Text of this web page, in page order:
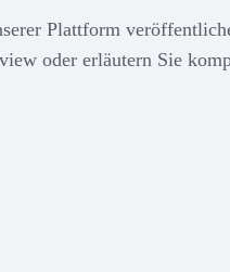
Plattform
oder erläutern Sie